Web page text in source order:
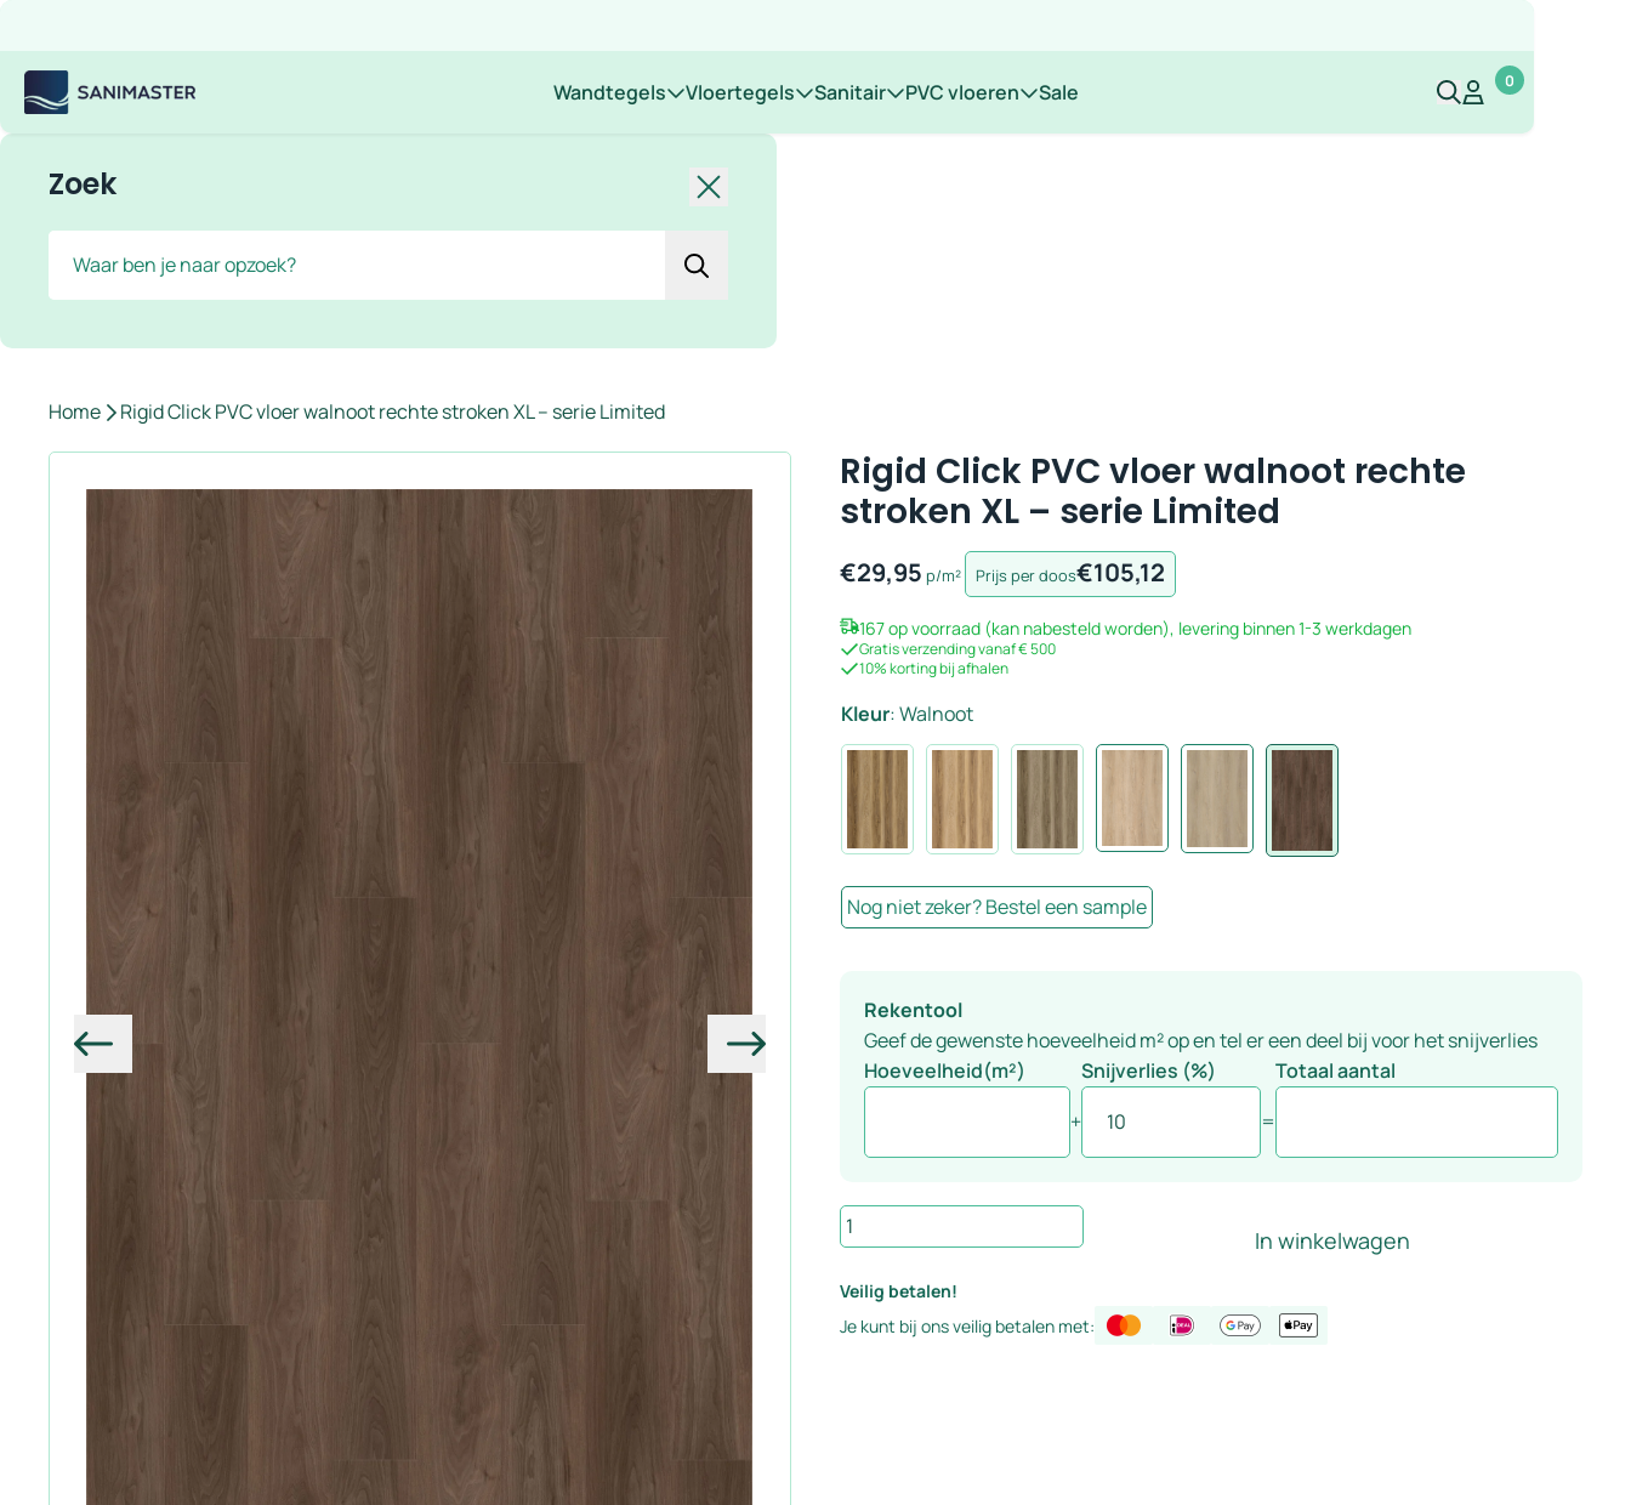
Sanimaster Wandtegels Vloertegels Sanitair PVC vloeren Sale Mijn account
Mijn account
0
Zoek Sluiten
Home Rigid Click PVC vloer walnoot rechte stroken XL – serie Limited
Vorige Volgende
Rigid Click PVC vloer walnoot rechte
stroken XL – serie Limited
€29,95 p/m² Prijs per doos€105,12
167 op voorraad (kan nabesteld worden), levering binnen 1-3 werkdagen
Gratis verzending vanaf € 500
10% korting bij afhalen
Kleur:Walnoot
Nog niet zeker? Bestel een sample
Rekentool
Geef de gewenste hoeveelheid m² op en tel er een deel bij voor het snijverlies
Hoeveelheid(m²)
+
Snijverlies (%)
=
Totaal aantal
Rigid
Click
PVC
vloer
walnoot
In winkelwagen
Veilig betalen!
Je kunt bij ons veilig betalen met: